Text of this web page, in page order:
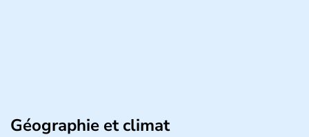
Géographie et climat